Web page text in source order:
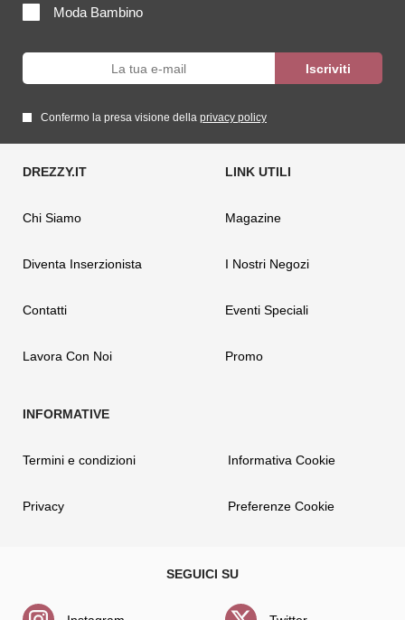
Moda Bambino
Confermo la presa visione della privacy policy
Chi Siamo
Diventa Inserzionista
Contatti
Lavora Con Noi
Magazine
I Nostri Negozi
Eventi Speciali
Promo
Termini e condizioni
Privacy
Informativa Cookie
Preferenze Cookie